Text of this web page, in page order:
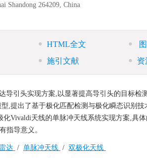
Shandong 264209, China
HTML全文 图
施引文献 资
导引头实现方案,以显著提高导引头的目标检
,提出了基于极化匹配检测与极化瞬态识别
化Vivaldi天线的单脉冲天线系统实现方案,具
指导意义。
达 / 单脉冲天线 / 双极化天线